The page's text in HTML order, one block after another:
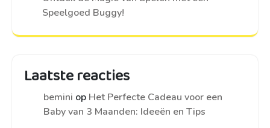
Speelgoed Buggy!
Laatste reacties
bemini op Het Perfecte Cadeau voor een
Baby van 3 Maanden: Ideeën en Tips